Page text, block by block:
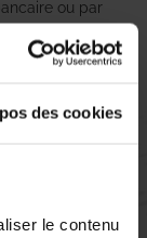
des cookies
le contenu
ou par
envoyés par